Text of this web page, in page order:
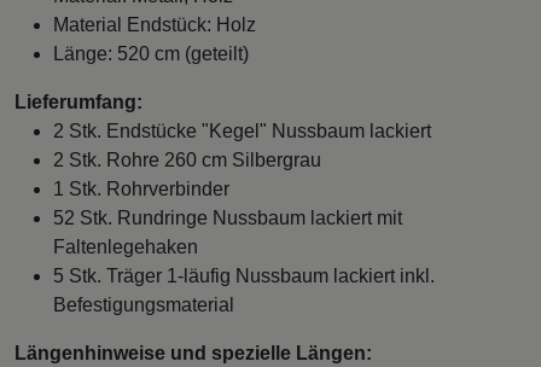
Material Endstück: Holz
Länge: 520 cm (geteilt)
Lieferumfang:
2 Stk. Endstücke "Kegel" Nussbaum lackiert
2 Stk. Rohre 260 cm Silbergrau
1 Stk. Rohrverbinder
52 Stk. Rundringe Nussbaum lackiert mit
Faltenlegehaken
5 Stk. Träger 1-läufig Nussbaum lackiert inkl.
Befestigungsmaterial
Längenhinweise und spezielle Längen: